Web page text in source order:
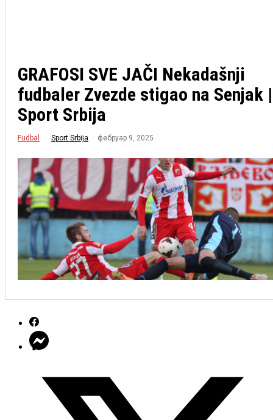
GRAFOSI SVE JAČI Nekadašnji
fudbaler Zvezde stigao na Senjak |
Sport Srbija
Fudbal Sport Srbija фебруар 9, 2025